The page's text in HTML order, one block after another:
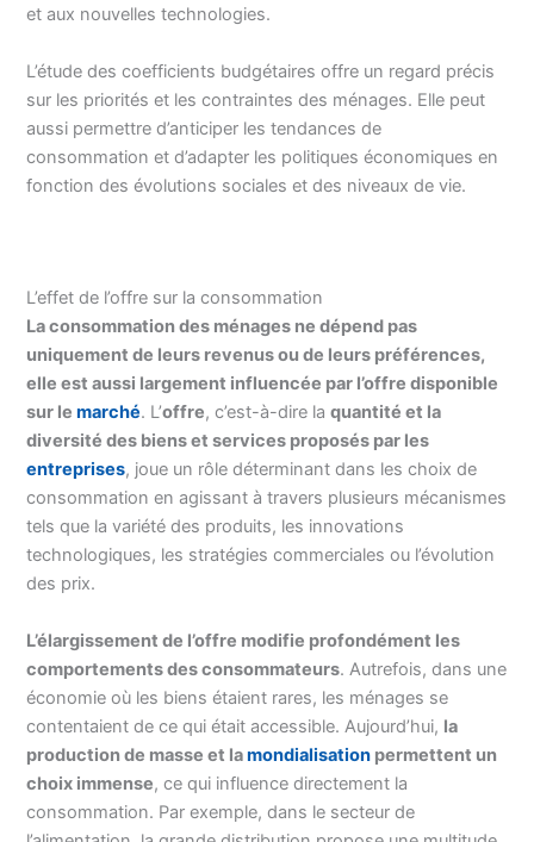
et aux nouvelles technologies.
L’étude des coefficients budgétaires offre un regard précis
sur les priorités et les contraintes des ménages. Elle peut
aussi permettre d’anticiper les tendances de
consommation et d’adapter les politiques économiques en
fonction des évolutions sociales et des niveaux de vie.
L’effet de l’offre sur la consommation
La consommation des ménages ne dépend pas
uniquement de leurs revenus ou de leurs préférences,
elle est aussi largement influencée par l’offre disponible
sur lemarché. L’offre, c’est-à-dire laquantité et la
diversité des biens et services proposés par les
entreprises, joue un rôle déterminant dans les choix de
consommation en agissant à travers plusieurs mécanismes
tels que la variété des produits, les innovations
technologiques, les stratégies commerciales ou l’évolution
des prix.
L’élargissement de l’offre modifie profondément les
comportements des consommateurs. Autrefois, dans une
économie où les biens étaient rares, les ménages se
contentaient de ce qui était accessible. Aujourd’hui, la
production de masse et lamondialisation permettent un
choix immense, ce qui influence directement la
consommation. Par exemple, dans le secteur de